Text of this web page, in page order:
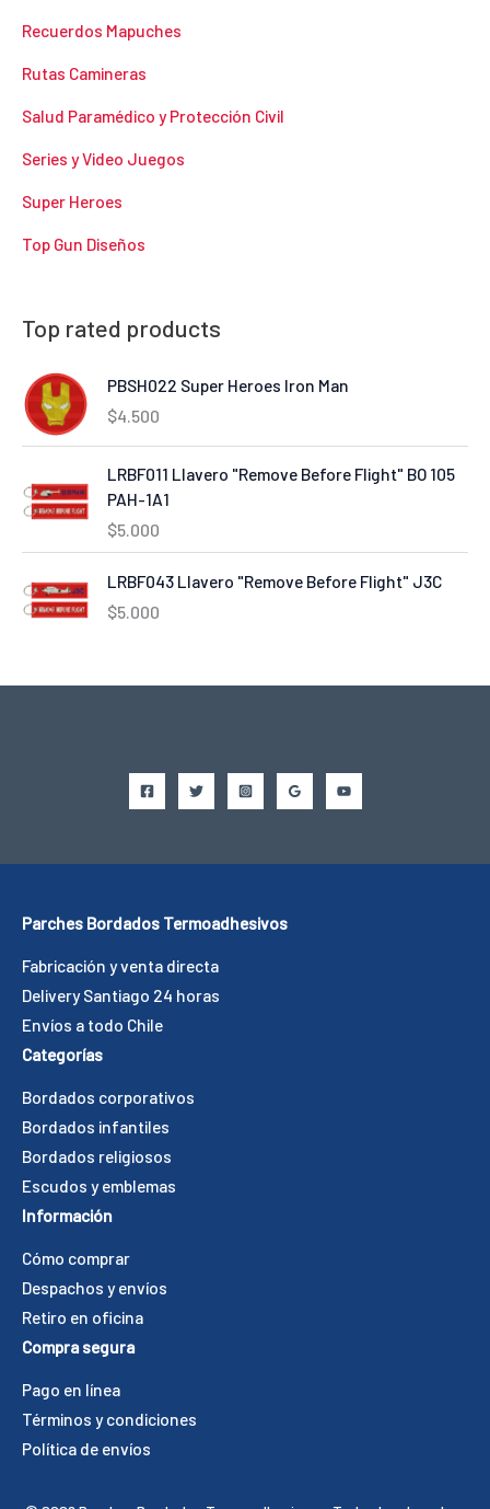
Recuerdos Mapuches
Rutas Camineras
Salud Paramédico y Protección Civil
Series y Video Juegos
Super Heroes
Top Gun Diseños
Top rated products
PBSH022 Super Heroes Iron Man
$4.500
LRBF011 Llavero "Remove Before Flight" BO 105
PAH-1A1
$5.000
LRBF043 Llavero "Remove Before Flight" J3C
$5.000
Parches Bordados Termoadhesivos
Fabricación y venta directa
Delivery Santiago 24 horas
Envíos a todo Chile
Categorías
Bordados corporativos
Bordados infantiles
Bordados religiosos
Escudos y emblemas
Información
Cómo comprar
Despachos y envíos
Retiro en oficina
Compra segura
Pago en línea
Términos y condiciones
Política de envíos